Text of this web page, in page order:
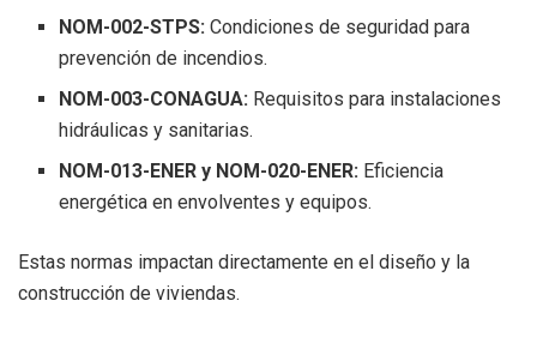
NOM-002-STPS: Condiciones de seguridad para
prevención de incendios.
NOM-003-CONAGUA: Requisitos para instalaciones
hidráulicas y sanitarias.
NOM-013-ENER y NOM-020-ENER: Eficiencia
energética en envolventes y equipos.
Estas normas impactan directamente en el diseño y la
construcción de viviendas.